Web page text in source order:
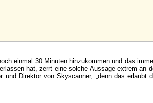
einmal 30 Minuten hinzukommen und das
hat, zerrt eine solche Aussage extrem an
Direktor von Skyscanner, „denn das